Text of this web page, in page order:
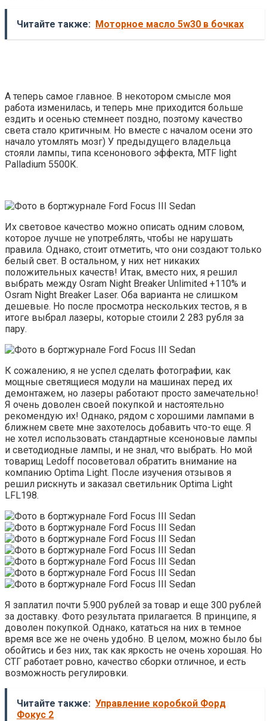
Читайте также: Моторное масло 5w30 в бочках
А теперь самое главное. В некотором смысле моя
работа изменилась, и теперь мне приходится больше
ездить и осенью стемнеет поздно, поэтому качество
света стало критичным. Но вместе с началом осени это
начало утомлять мозг) У предыдущего владельца
стояли лампы, типа ксенонового эффекта, MTF light
Palladium 5500К.
Их световое качество можно описать одним словом,
которое лучше не употреблять, чтобы не нарушать
правила. Однако, стоит отметить, что они создают только
белый свет. В остальном, у них нет никаких
положительных качеств! Итак, вместо них, я решил
выбрать между Osram Night Breaker Unlimited +110% и
Osram Night Breaker Laser. Оба варианта не слишком
дешевые. Но после просмотра нескольких тестов, я в
итоге выбрал лазеры, которые стоили 2 283 рубля за
пару.
К сожалению, я не успел сделать фотографии, как
мощные светящиеся модули на машинах перед их
демонтажем, но лазеры работают просто замечательно!
Я очень доволен своей покупкой и настоятельно
рекомендую их! Однако, рядом с хорошими лампами в
ближнем свете мне захотелось добавить что-то еще. Я
не хотел использовать стандартные ксеноновые лампы
и светодиодные лампы, и не знал, что выбрать. Но мой
товарищ Ledoff посоветовал обратить внимание на
компанию Optima Light. После изучения отзывов я
решил рискнуть и заказал светильник Optima Light
LFL198.
Я заплатил почти 5.900 рублей за товар и еще 300 рублей
за доставку. Фото результата прилагается. В принципе, я
доволен покупкой. Однако, кататься на них в темное
время все же не очень удобно. В целом, можно было бы
обойтись и без них, так как яркость не очень хорошая. Но
СТГ работает ровно, качество сборки отличное, и есть
возможность регулировки.
Читайте также: Управление коробкой Форд
Фокус 2